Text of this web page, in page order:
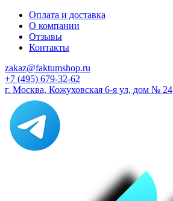
Оплата и доставка
О компании
Отзывы
Контакты
zakaz@faktumshop.ru
+7 (495) 679-32-62
г. Москва, Кожуховская 6-я ул, дом № 24